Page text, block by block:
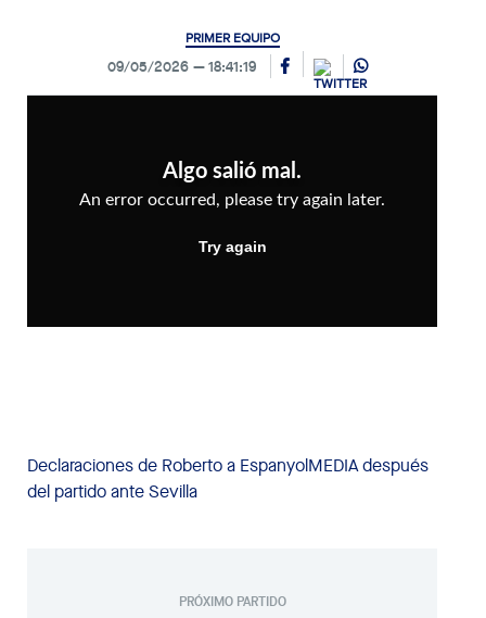
PRIMER EQUIPO
09/05/2026 18:41:19
Declaraciones de Roberto a EspanyolMEDIA después
del partido ante Sevilla
PRÓXIMO PARTIDO